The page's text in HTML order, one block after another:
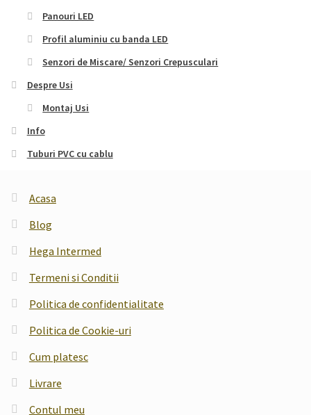
Panouri LED
Profil aluminiu cu banda LED
Senzori de Miscare/ Senzori Crepusculari
Despre Usi
Montaj Usi
Info
Tuburi PVC cu cablu
Acasa
Blog
Hega Intermed
Termeni si Conditii
Politica de confidentialitate
Politica de Cookie-uri
Cum platesc
Livrare
Contul meu